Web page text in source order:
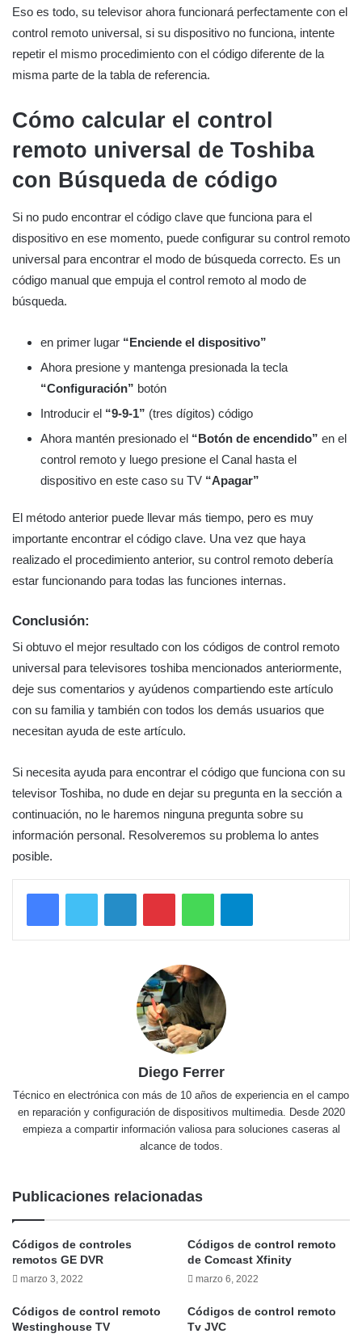
Eso es todo, su televisor ahora funcionará perfectamente con el
control remoto universal, si su dispositivo no funciona, intente
repetir el mismo procedimiento con el código diferente de la
misma parte de la tabla de referencia.
Cómo calcular el control
remoto universal de Toshiba
con Búsqueda de código
Si no pudo encontrar el código clave que funciona para el
dispositivo en ese momento, puede configurar su control remoto
universal para encontrar el modo de búsqueda correcto. Es un
código manual que empuja el control remoto al modo de
búsqueda.
en primer lugar “Enciende el dispositivo”
Ahora presione y mantenga presionada la tecla
“Configuración” botón
Introducir el “9-9-1” (tres dígitos) código
Ahora mantén presionado el “Botón de encendido” en el
control remoto y luego presione el Canal hasta el
dispositivo en este caso su TV “Apagar”
El método anterior puede llevar más tiempo, pero es muy
importante encontrar el código clave. Una vez que haya
realizado el procedimiento anterior, su control remoto debería
estar funcionando para todas las funciones internas.
Conclusión:
Si obtuvo el mejor resultado con los códigos de control remoto
universal para televisores toshiba mencionados anteriormente,
deje sus comentarios y ayúdenos compartiendo este artículo
con su familia y también con todos los demás usuarios que
necesitan ayuda de este artículo.
Si necesita ayuda para encontrar el código que funciona con su
televisor Toshiba, no dude en dejar su pregunta en la sección a
continuación, no le haremos ninguna pregunta sobre su
información personal. Resolveremos su problema lo antes
posible.
LinkedInPinterestWhatsAppTelegram
Diego Ferrer
Técnico en electrónica con más de 10 años de experiencia en el campo
en reparación y configuración de dispositivos multimedia. Desde 2020
empieza a compartir información valiosa para soluciones caseras al
alcance de todos.
Publicaciones relacionadas
Códigos de controles
remotos GE DVR
marzo 3, 2022
Códigos de control remoto
de Comcast Xfinity
marzo 6, 2022
Códigos de control remoto
Westinghouse TV
Códigos de control remoto
Tv JVC